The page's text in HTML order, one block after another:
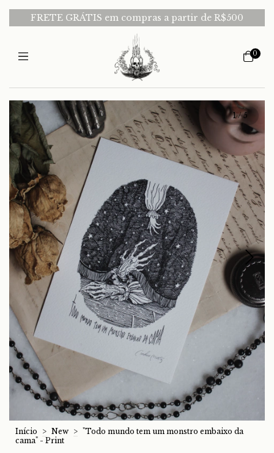
FRETE GRÁTIS em compras a partir de R$500
0
1/5
Início > New > "Todo mundo tem um monstro embaixo da
cama" - Print